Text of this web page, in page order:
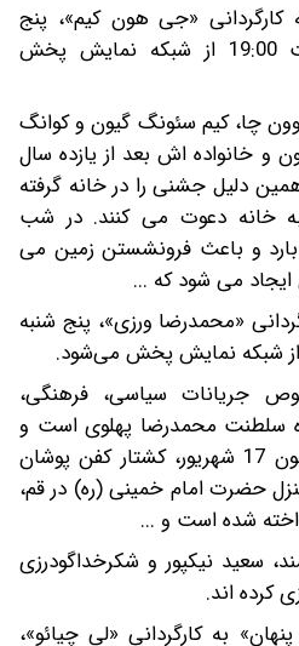
کارگردانی «جی هون کیم»، پنج
شنبه 14 خرداد ماه ساعت 19:00 از شبکه نمایش پخش
چا، کیم سئونگ گیون و کوانگ
و خانواده اش بعد از یازده سال
دلیل جشنی را در خانه گرفته
خانه دعوت می کنند. در شب
و باعث فرونشستن زمین می
می شود که ...
«محمدرضا ورزی»، پنج شنبه
جریانات سیاسی، فرهنگی،
سلطنت محمدرضا پهلوی است و
به وقایع مهم تاریخی همچون 17 شهریور، کشتار کفن پوشان
28 مرداد، منزل حضرت امام خمینی (ره) در قم،
شده است و ...
سعید نیکپور و شکرخداگودرزی
کرده اند.
به کارگردانی «لی چیائو»،